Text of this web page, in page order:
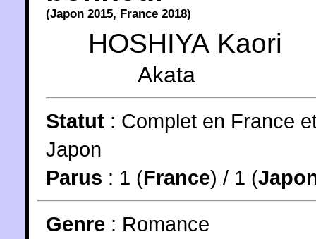
(Japon 2015, France 2018)
HOSHIYA Kaori
Akata
Statut : Complet en France
Japon
Parus : 1 (France) / 1 (
Genre : Romance